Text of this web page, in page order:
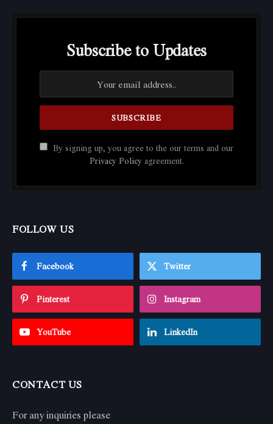
Subscribe to Updates
By signing up, you agree to the our terms and our
Privacy Policy agreement.
FOLLOW US
Facebook Twitter
Pinterest Instagram
YouTube LinkedIn
CONTACT US
For any inquiries please